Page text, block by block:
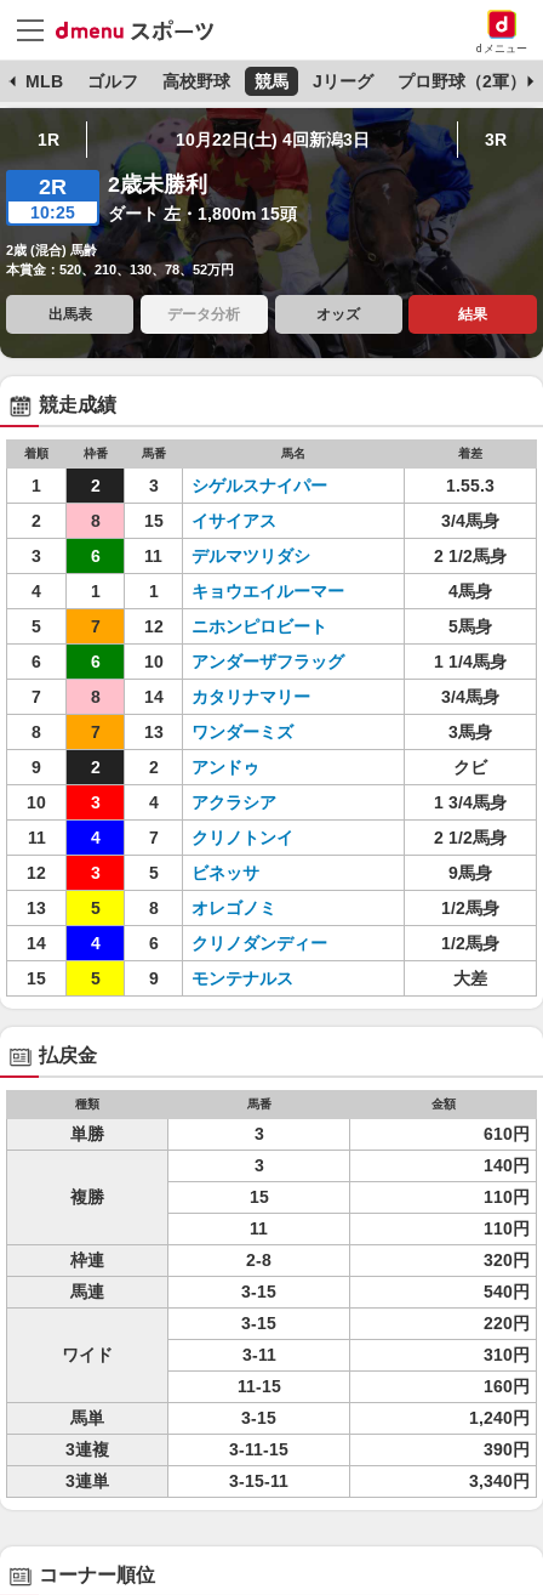
dメニュー
MLB ゴルフ 高校野球 競馬 Jリーグ プロ野球（2軍）
1R 10月22日(土) 4回新潟3日 3R
2R
10:25
2歳未勝利
ダート 左・1,800m 15頭
2歳 (混合) 馬齢
本賞金：520、210、130、78、52万円
出馬表 データ分析 オッズ 結果
競走成績
着順 枠番 馬番 馬名 着差
1 2 3 シゲルスナイパー
1.55.3
2
8 15 イサイアス
3/4馬身
3
6 11 デルマツリダシ
2 1/2馬身
4
1 1 キョウエイルーマー
4馬身
5
7 12 ニホンピロビート
5馬身
6
6 10 アンダーザフラッグ
1 1/4馬身
7
8 14 カタリナマリー
3/4馬身
8
7 13 ワンダーミズ
3馬身
9
2 2 アンドゥ
クビ
10
3 4 アクラシア
1 3/4馬身
11
4 7 クリノトンイ
2 1/2馬身
12
3 5 ビネッサ
9馬身
13
5 8 オレゴノミ
1/2馬身
14
4 6 クリノダンディー
1/2馬身
15
5 9 モンテナルス 大差
払戻金
種類 馬番 金額
単勝 3 610円
複勝
3
140円
15
110円
11
110円
枠連
2-8
320円
馬連
3-15 540円
ワイド
3-15
220円
3-11
310円
11-15
160円
馬単
3-15
1,240円
3連複
3-11-15
390円
3連単
3-15-11 3,340円
コーナー順位